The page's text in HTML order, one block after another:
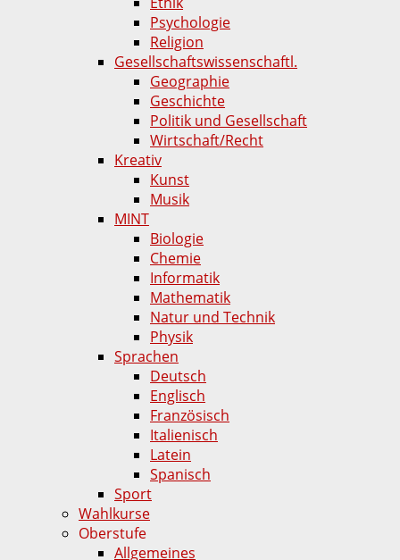
Psychologie
Religion
Gesellschaftswissenschaftl.
Geographie
Geschichte
Politik und Gesellschaft
Wirtschaft/Recht
Kreativ
Kunst
Musik
MINT
Biologie
Chemie
Informatik
Mathematik
Natur und Technik
Physik
Sprachen
Deutsch
Englisch
Französisch
Italienisch
Latein
Spanisch
Sport
Wahlkurse
Oberstufe
Allgemeines